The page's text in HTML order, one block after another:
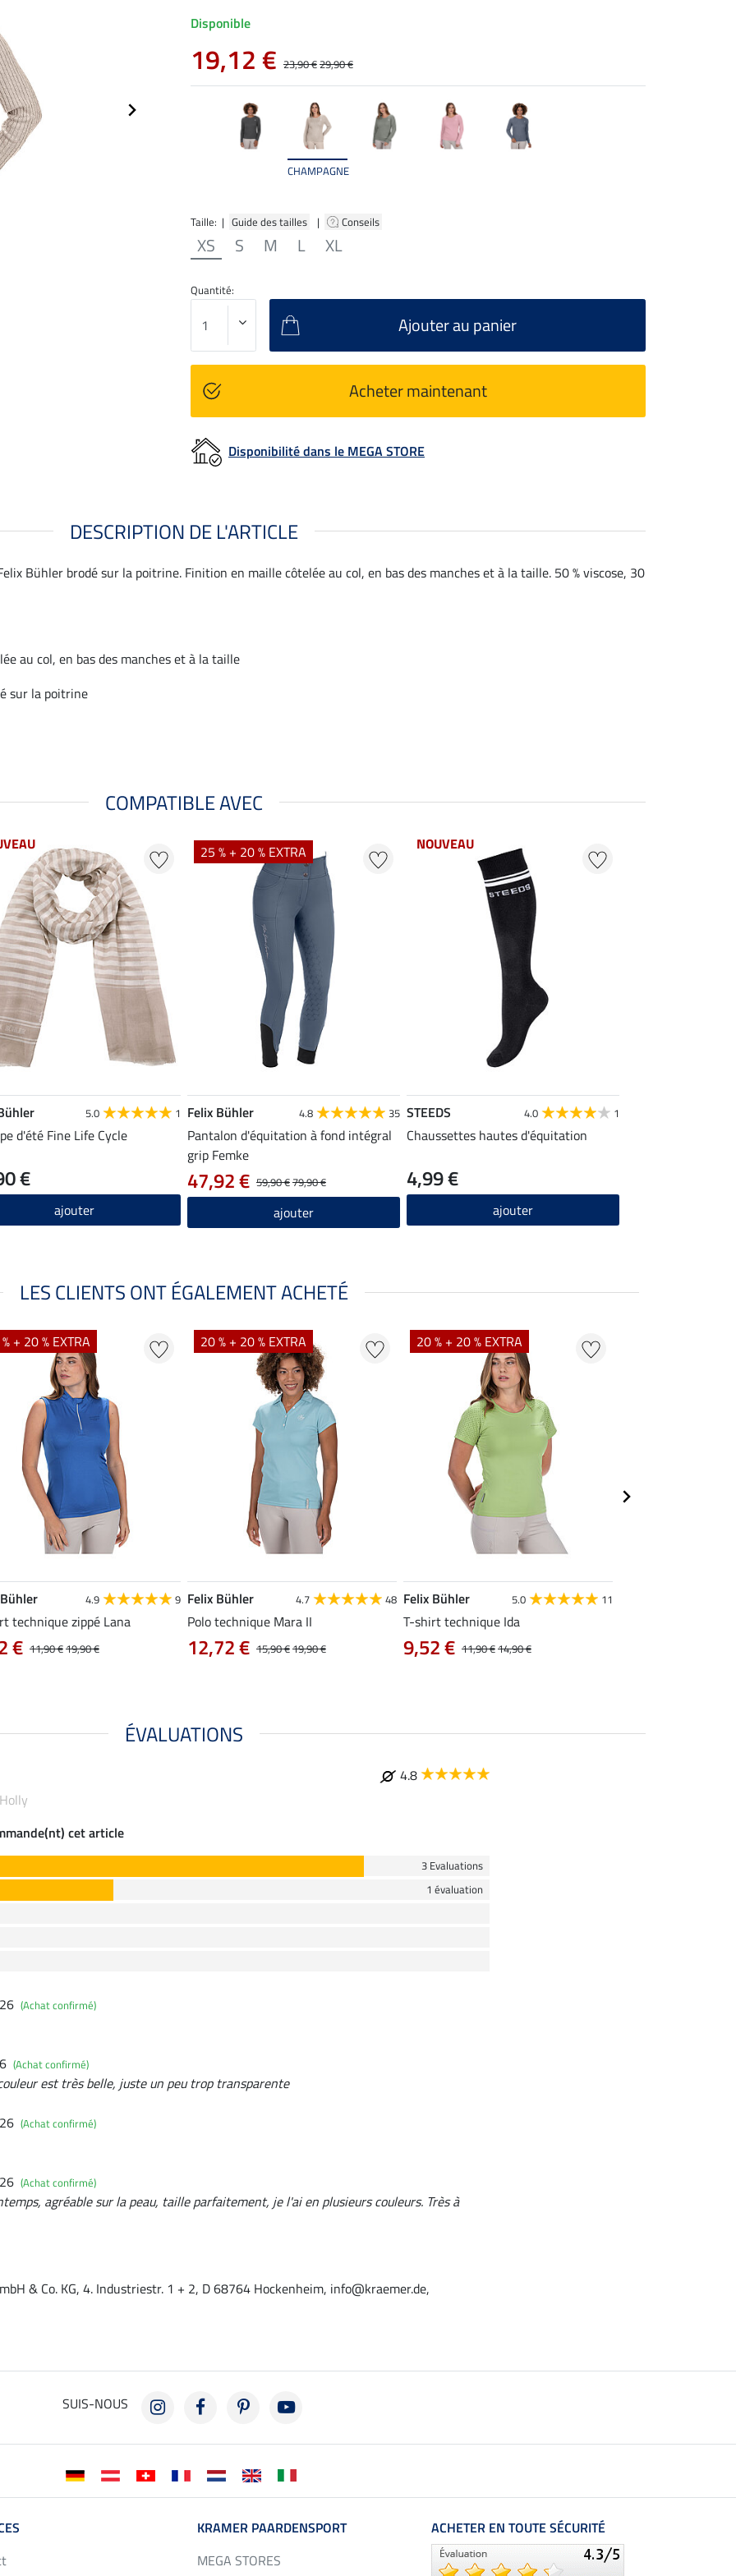
CHAMPAGNE
Taille: | Guide des tailles | Conseils
XS S M L XL
Disponible
19,12 € 23,90 €29,90 €
Quantité:
Ajouter au panier
Acheter maintenant
Disponibilité dans le MEGA STORE
DESCRIPTION DE L'ARTICLE
Bühler brodé sur la poitrine. Finition en maille côtelée au col, en bas des manches et à la taille. 50 % viscose, 30
au col, en bas des manches et à la taille
sur la poitrine
COMPATIBLE AVEC
5.0 1
d'été Fine Life Cycle
€
ajouter
25 % + 20 % EXTRA
Felix Bühler 4.8 35
Pantalon d'équitation à fond intégral
grip Femke
59,90 €79,90 €
47,92 €
ajouter
NOUVEAU
STEEDS 4.0 1
Chaussettes hautes d'équitation
4,99 €
ajouter
LES CLIENTS ONT ÉGALEMENT ACHETÉ
+ 20 % EXTRA
4.9 9
technique zippé Lana
11,90 €19,90 €
€
20 % + 20 % EXTRA
Felix Bühler 4.7 48
Polo technique Mara II
15,90 €19,90 €
12,72 €
20 % + 20 % EXTRA
Felix Bühler 5.0 11
T-shirt technique Ida
11,90 €14,90 €
9,52 €
ÉVALUATIONS
4.8
cet article
3 Evaluations
1 évaluation
(Achat confirmé)
(Achat confirmé)
est très belle, juste un peu trop transparente
(Achat confirmé)
(Achat confirmé)
agréable sur la peau, taille parfaitement, je l'ai en plusieurs couleurs. Très à
& Co. KG, 4. Industriestr. 1 + 2, D 68764 Hockenheim, info@kraemer.de,
SUIS-NOUS
KRAMER PAARDENSPORT
MEGA STORES
ACHETER EN TOUTE SÉCURITÉ